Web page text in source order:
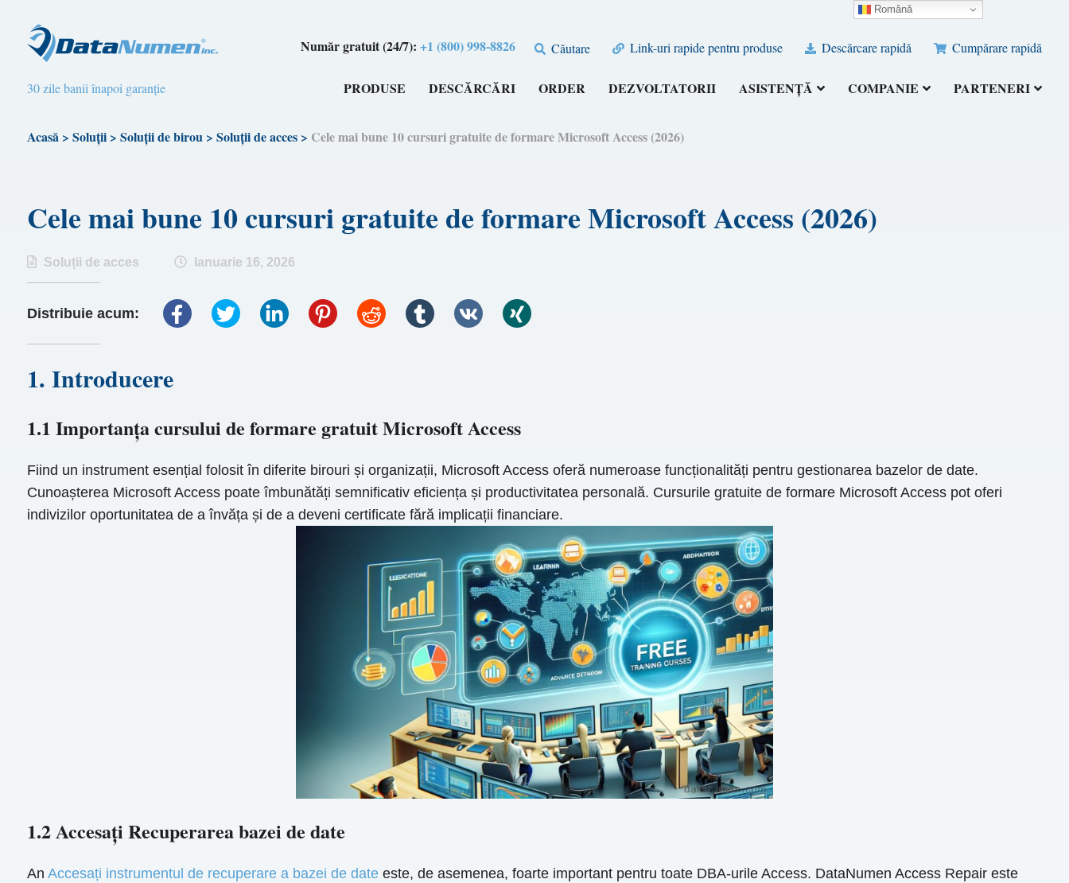
Număr gratuit (24/7):+1 (800) 998-8826 Căutare Link-uri rapide pentru produse Descărcare rapidă Cumpărare rapidă
30 zile banii înapoi garanție PRODUSE DESCĂRCĂRI ORDER DEZVOLTATORII ASISTENȚĂ COMPANIE PARTENERI
Acasă> Soluții> Soluții de birou> Soluții de acces> Cele mai bune 10 cursuri gratuite de formare Microsoft Access (2026)
Cele mai bune 10 cursuri gratuite de formare Microsoft Access (2026)
Soluții de acces Ianuarie 16, 2026
Distribuie acum:
1. Introducere
1.1 Importanța cursului de formare gratuit Microsoft Access
Fiind un instrument esențial folosit în diferite birouri și organizații, Microsoft Access oferă numeroase funcționalități pentru gestionarea bazelor de date.
Cunoașterea Microsoft Access poate îmbunătăți semnificativ eficiența și productivitatea personală. Cursurile gratuite de formare Microsoft Access pot oferi
indivizilor oportunitatea de a învăța și de a deveni certificate fără implicații financiare.
1.2 Accesați Recuperarea bazei de date
An Accesați instrumentul de recuperare a bazei de dateeste, de asemenea, foarte important pentru toate DBA-urile Access. DataNumen Access Repair este
Română